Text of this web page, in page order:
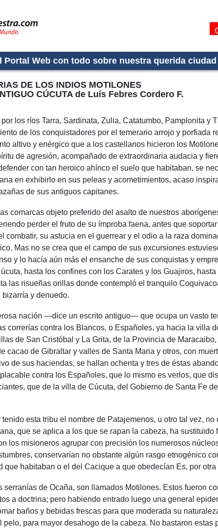
Portal Web con todo sobre nuestra querida
DE LOS INDIOS MOTILONES
CÚCUTA de Luís Febres Cordero F.
los ríos Tarra, Sardinata, Zulia, Catatumbo, Pamplonita
de los conquistadores por el temerario arrojo y porfiada
altivo y enérgico que a los castellanos hicieron los
de agresión, acompañado de extraordinaria audacia y
con tan heroico ahínco el suelo que habitaban, se
en exhibirlo en sus peleas y acometimientos, acaso
de sus antiguos capitanes.
comarcas objeto preferido del asalto de nuestros
perder el fruto de su ímproba faena, antes que
combatir, su astucia en el guerrear y el odio a la raza
Mas no se crea que el campo de sus excursiones
y lo hacía aún más el ensanche de sus conquistas y
hasta los confines con los Carates y los Guajiros,
las risueñas orillas donde contempló el tranquilo
y denuedo.
nación —dice un escrito antiguo— que ocupa un vasto
correrías contra los Blancos, o Españoles, ya hacia la villa
de San Cristóbal y La Grita, de la Provincia de
cacao de Gibraltar y valles de Santa Maria y otros, con
de sus haciendas, se hallan ochenta y tres de éstas
contra los Españoles, que lo mismo es verlos, que
que de la villa de Cúcuta, del Gobierno de Santa Fe
esta tribu el nombre de Patajemenos, u otro tal vez,
que se aplica a los que se rapan la cabeza, ha
los misioneros agrupar con precisión los numerosos
conservarían no obstante algún rasgo etnogénico
que habitaban o el del Cacique a que obedecían Es, por
serranías de Ocaña, son llamados Motilones. Estos fueron
a doctrina; pero habiendo entrado luego una general
baños y bebidas frescas para que moderada su
pelo, para mayor desahogo de la cabeza. No bastaron